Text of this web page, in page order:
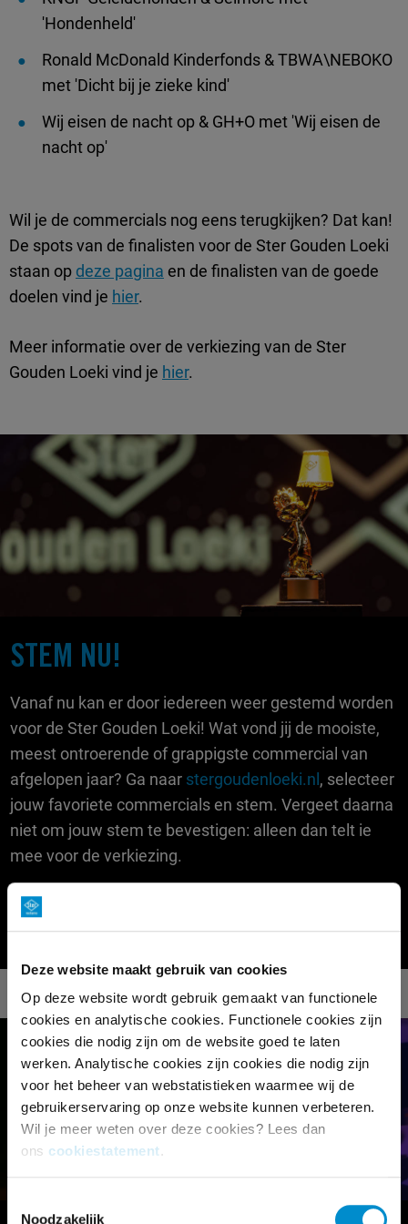
Deze website maakt gebruik van cookies
Op deze website wordt gebruik gemaakt van functionele
cookies en analytische cookies. Functionele cookies zijn
cookies die nodig zijn om de website goed te laten
werken. Analytische cookies zijn cookies die nodig zijn
voor het beheer van webstatistieken waarmee wij de
gebruikerservaring op onze website kunnen verbeteren.
Wil je meer weten over deze cookies? Lees dan
ons cookiestatement.
Noodzakelijk
'Hondenheld'
Ronald McDonald Kinderfonds & TBWA\NEBOKO
met 'Dicht bij je zieke kind'
Wij eisen de nacht op & GH+O met 'Wij eisen de
nacht op'
Wil je de commercials nog eens terugkijken? Dat kan!
De spots van de finalisten voor de Ster Gouden Loeki
staan op deze pagina en de finalisten van de goede
doelen vind je hier.
Meer informatie over de verkiezing van de Ster
Gouden Loeki vind je hier.
STEM NU!
Vanaf nu kan er door iedereen weer gestemd worden
voor de Ster Gouden Loeki! Wat vond jij de mooiste,
meest ontroerende of grappigste commercial van
afgelopen jaar? Ga naar stergoudenloeki.nl , selecteer
jouw favoriete commercials en stem. Vergeet daarna
niet om jouw stem te bevestigen: alleen dan telt ie
mee voor de verkiezing.
Je hebt tot en met 22 maart de tijd om te stemmen,
en dit kan alleen via